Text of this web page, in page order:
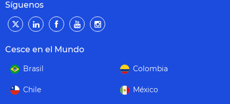
Síguenos
Cesce en el Mundo
Brasil Colombia
Chile México